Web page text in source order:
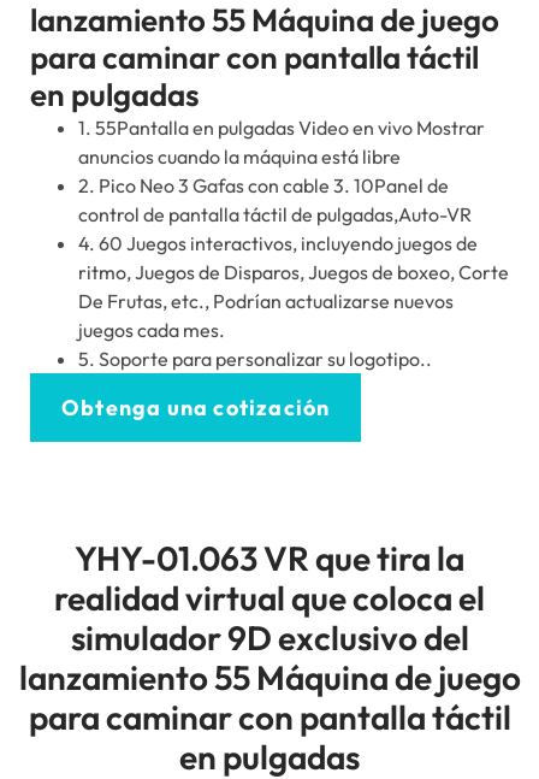
lanzamiento 55 Máquina de juego
para caminar con pantalla táctil
en pulgadas
1. 55Pantalla en pulgadas Video en vivo Mostrar
anuncios cuando la máquina está libre
2. Pico Neo 3 Gafas con cable 3. 10Panel de
control de pantalla táctil de pulgadas,Auto-VR
4. 60 Juegos interactivos, incluyendo juegos de
ritmo, Juegos de Disparos, Juegos de boxeo, Corte
De Frutas, etc., Podrían actualizarse nuevos
juegos cada mes.
5. Soporte para personalizar su logotipo..
Obtenga una cotización
YHY-01.063 VR que tira la
realidad virtual que coloca el
simulador 9D exclusivo del
lanzamiento 55 Máquina de juego
para caminar con pantalla táctil
en pulgadas